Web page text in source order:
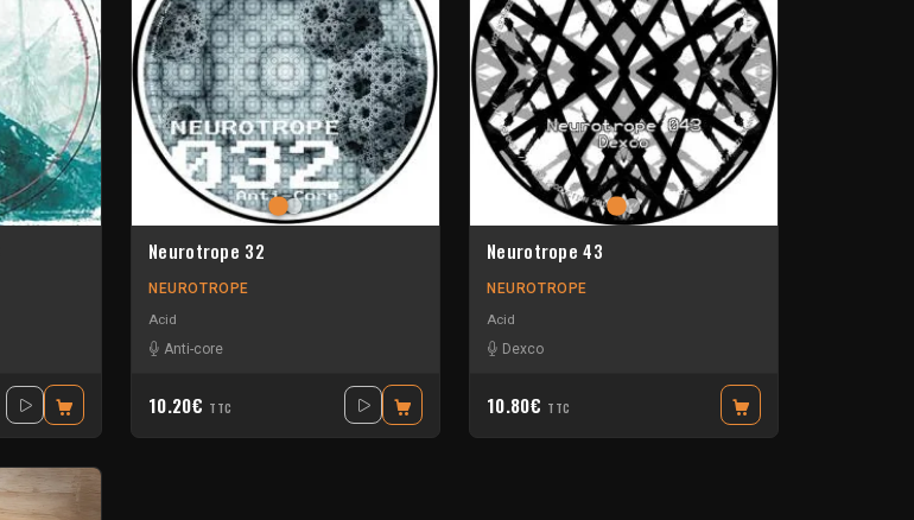
Neurotrope 32
NEUROTROPE
Acid
Anti-core
10.20€ TTC
Neurotrope 43
NEUROTROPE
Acid
Dexco
10.80€ TTC